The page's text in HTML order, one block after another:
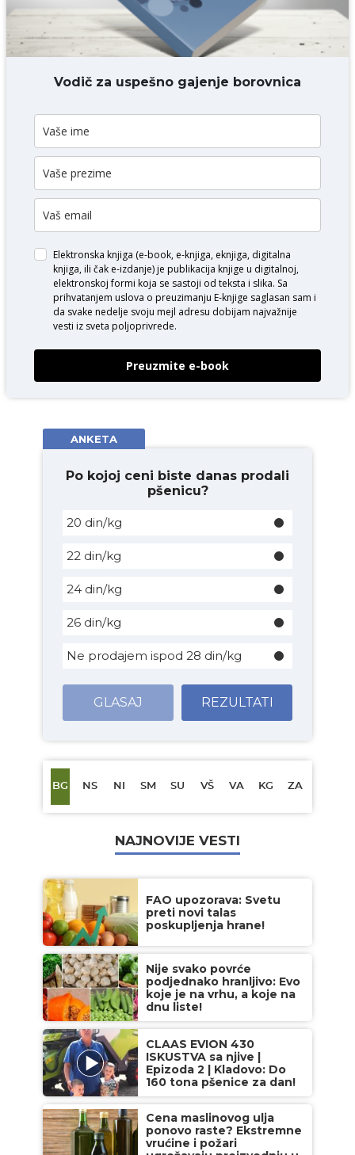
DODAJ KOMENTAR
Vodič za uspešno gajenje borovnica
Elektronska knjiga (e-book, e-knjiga, eknjiga, digitalna
knjiga, ili čak e-izdanje) je publikacija knjige u digitalnoj,
elektronskoj formi koja se sastoji od teksta i slika. Sa
prihvatanjem uslova o preuzimanju E-knjige saglasan sam i
da svake nedelje svoju mejl adresu dobijam najvažnije
vesti iz sveta poljoprivrede.
Preuzmite e-book
ANKETA
Po kojoj ceni biste danas prodali
pšenicu?
20 din/kg
22 din/kg
24 din/kg
26 din/kg
Ne prodajem ispod 28 din/kg
GLASAJ REZULTATI
BG NS NI SM SU VŠ VA KG ZA
NAJNOVIJE VESTI
FAO upozorava: Svetu
preti novi talas
poskupljenja hrane!
Nije svako povrće
podjednako hranljivo: Evo
koje je na vrhu, a koje na
dnu liste!
CLAAS EVION 430
ISKUSTVA sa njive |
Epizoda 2 | Kladovo: Do
160 tona pšenice za dan!
Cena maslinovog ulja
ponovo raste? Ekstremne
vrućine i požari